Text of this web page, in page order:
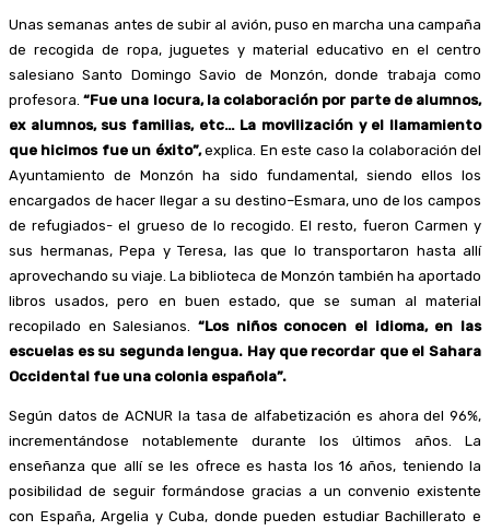
Unas semanas antes de subir al avión, puso en marcha una campaña
de recogida de ropa, juguetes y material educativo en el centro
salesiano Santo Domingo Savio de Monzón, donde trabaja como
profesora.“Fue una locura, la colaboración por parte de alumnos,
ex alumnos, sus familias, etc… La movilización y el llamamiento
que hicimos fue un éxito”,explica. En este caso la colaboración del
Ayuntamiento de Monzón ha sido fundamental, siendo ellos los
encargados de hacer llegar a su destino–Esmara, uno de los campos
de refugiados- el grueso de lo recogido. El resto, fueron Carmen y
sus hermanas, Pepa y Teresa, las que lo transportaron hasta allí
aprovechando su viaje. La biblioteca de Monzón también ha aportado
libros usados, pero en buen estado, que se suman al material
recopilado en Salesianos. “Los niños conocen el idioma, en las
escuelas es su segunda lengua. Hay que recordar que el Sahara
Occidental fue una colonia española”.
Según datos de ACNUR la tasa de alfabetización es ahora del 96%,
incrementándose notablemente durante los últimos años. La
enseñanza que allí se les ofrece es hasta los 16 años, teniendo la
posibilidad de seguir formándose gracias a un convenio existente
con España, Argelia y Cuba, donde pueden estudiar Bachillerato e